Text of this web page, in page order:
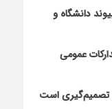
دانشگاه و
عمومی
تصمیم‌گیری است